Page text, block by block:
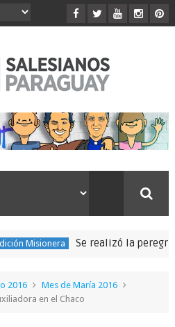
Se realizó la peregrinación
2016
Mes de María 2016
en el Chaco